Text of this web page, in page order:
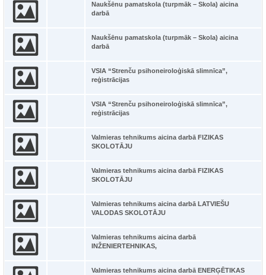
Naukšēnu pamatskola (turpmāk – Skola) aicina
darbā
Naukšēnu pamatskola (turpmāk – Skola) aicina
darbā
VSIA “Strenču psihoneiroloģiskā slimnīca”,
reģistrācijas
VSIA “Strenču psihoneiroloģiskā slimnīca”,
reģistrācijas
Valmieras tehnikums aicina darbā FIZIKAS
SKOLOTĀJU
Valmieras tehnikums aicina darbā FIZIKAS
SKOLOTĀJU
Valmieras tehnikums aicina darbā LATVIEŠU
VALODAS SKOLOTĀJU
Valmieras tehnikums aicina darbā
INŽENIERTEHNIKAS,
Valmieras tehnikums aicina darbā ENERĢĒTIKAS